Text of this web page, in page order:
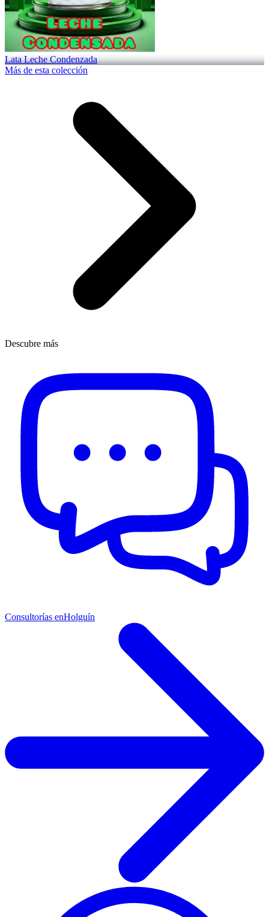
Lata Leche Condenzada
Más de esta colección
Descubre más
Consultorías enHolguín